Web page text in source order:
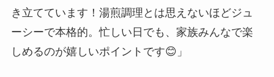
き立てています！湯煎調理とは思えないほどジュ
ーシーで本格的。忙しい日でも、家族みんなで楽
しめるのが嬉しいポイントです😊」